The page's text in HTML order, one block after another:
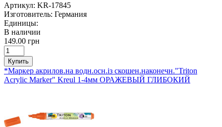
Артикул: KR-17845
Изготовитель: Германия
Единицы:
В наличии
149.00 грн
Купить
*Маркер акрилов.на водн.осн.із скошен.наконечн."Triton
Acrylic Marker" Kreul 1-4мм ОРАЖЕВЫЙ ГЛИБОКИЙ